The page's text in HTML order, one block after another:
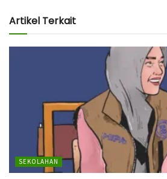
Artikel Terkait
SEKOLAHAN